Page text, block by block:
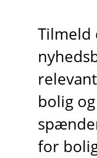
Tilmeld
bolig
for